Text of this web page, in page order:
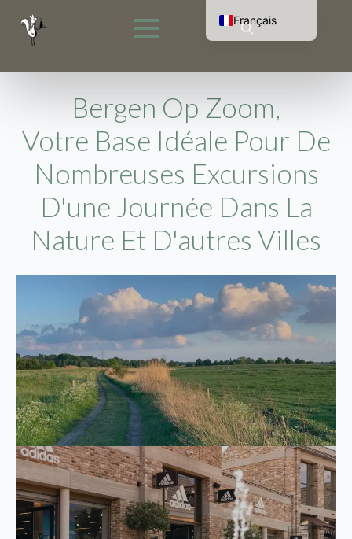
Bergen Op Zoom,
Votre Base Idéale Pour De
Nombreuses Excursions
D'une Journée Dans La
Nature Et D'autres Villes
Français
Nederlands
Deutsch